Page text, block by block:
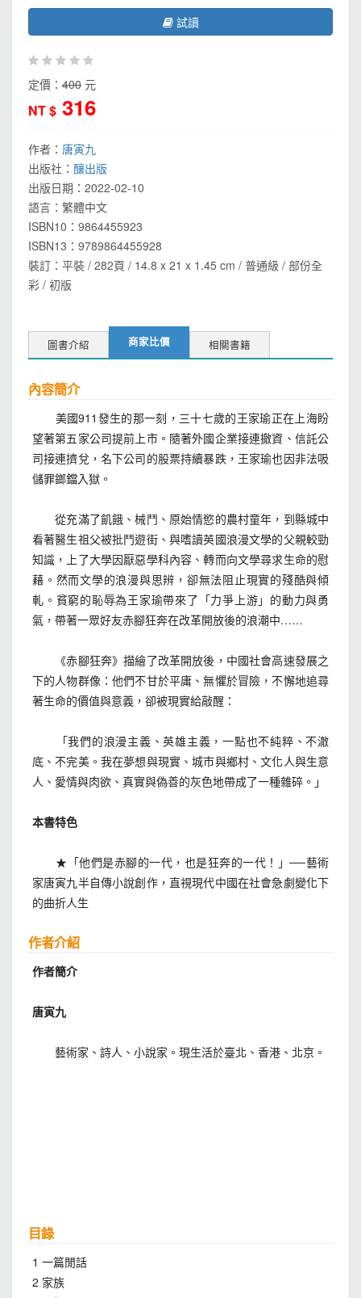
試讀
定價： 400 元
NT $ 316
作者： 唐寅九
出版社： 釀出版
出版日期： 2022-02-10
語言： 繁體中文
ISBN10：9864455923
ISBN13： 9789864455928
裝訂：平裝 / 282頁 / 14.8 x 21 x 1.45 cm / 普通級 / 部份全
彩 / 初版
圖書介紹 商家比價 相關書籍
內容簡介
美國911發生的那一刻，三十七歲的王家瑜正在上海盼
望著第五家公司提前上市。隨著外國企業接連撤資、信託公
司接連擠兌，名下公司的股票持續暴跌，王家瑜也因非法吸
儲罪鎯鐺入獄。
從充滿了飢餓、械鬥、原始情慾的農村童年，到縣城中
看著醫生祖父被批鬥遊街、與嗜讀英國浪漫文學的父親較勁
知識，上了大學因厭惡學科內容、轉而向文學尋求生命的慰
藉。然而文學的浪漫與思辨，卻無法阻止現實的殘酷與傾
軋。貧窮的恥辱為王家瑜帶來了「力爭上游」的動力與勇
氣，帶著一眾好友赤腳狂奔在改革開放後的浪潮中……
《赤腳狂奔》描繪了改革開放後，中國社會高速發展之
下的人物群像：他們不甘於平庸、無懼於冒險，不懈地追尋
著生命的價值與意義，卻被現實給敲醒：
「我們的浪漫主義、英雄主義，一點也不純粹、不澈
底、不完美。我在夢想與現實、城市與鄉村、文化人與生意
人、愛情與肉欲、真實與偽善的灰色地帶成了一種雜碎。」
本書特色
★「他們是赤腳的一代，也是狂奔的一代！」──藝術
家唐寅九半自傳小說創作，直視現代中國在社會急劇變化下
的曲折人生
作者介紹
作者簡介
唐寅九
藝術家、詩人、小說家。現生活於臺北、香港、北京。
目錄
1 一篇閒話
2 家族